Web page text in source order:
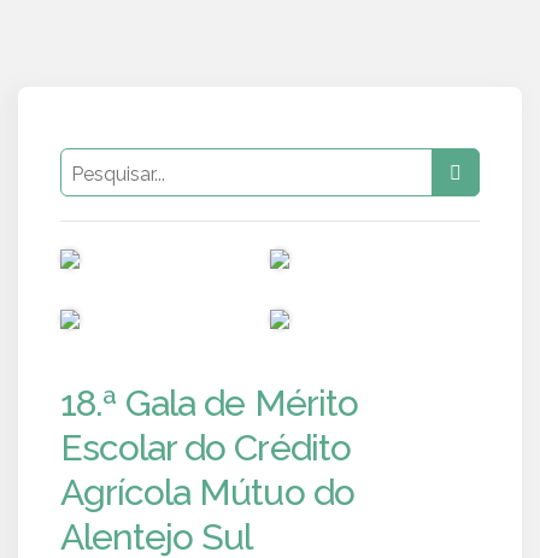
18.ª Gala de Mérito
Escolar do Crédito
Agrícola Mútuo do
Alentejo Sul